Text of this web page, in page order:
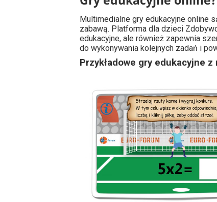
Multimedialne gry edukacyjne online
zabawą. Platforma dla dzieci
edukacyjne, ale również zapewnia
do wykonywania kolejnych zadań i
Przykładowe gry edukacyjne